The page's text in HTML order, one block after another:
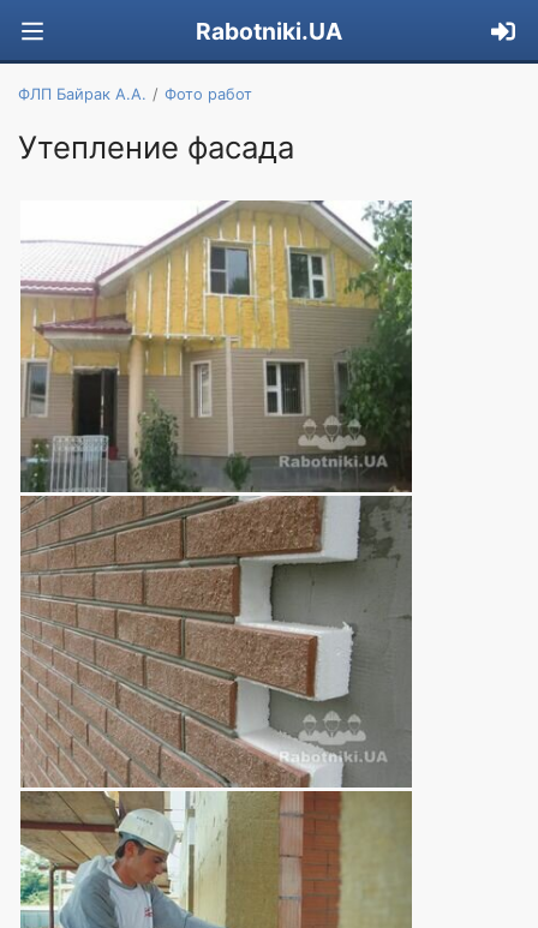
Rabotniki.UA
ФЛП Байрак А.А. Фото работ
Утепление фасада